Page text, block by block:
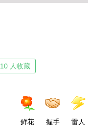
10 人收藏
鲜花 握手 雷人